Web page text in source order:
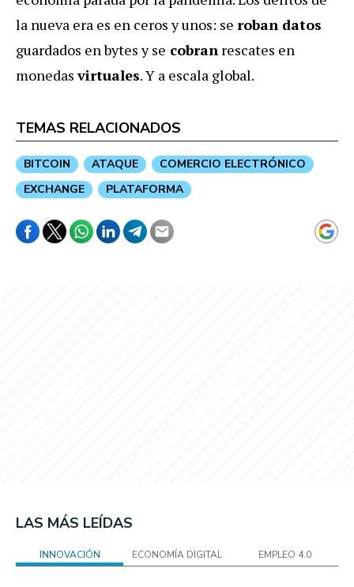
la nueva era es en ceros y unos: se roban datos
guardados en bytes y se cobran rescates en
monedasvirtuales. Y a escala global.
TEMAS RELACIONADOS
BITCOIN ATAQUE
COMERCIO ELECTRÓNICO
EXCHANGE
PLATAFORMA
LAS MÁS LEÍDAS
INNOVACIÓN ECONOMÍA DIGITAL EMPLEO 4.0